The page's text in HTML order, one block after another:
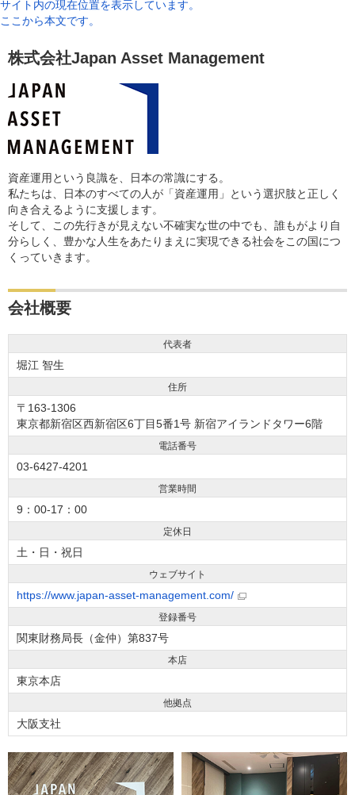
サイト内の現在位置を表示しています。
ここから本文です。
株式会社Japan Asset Management
資産運用という良識を、日本の常識にする。
私たちは、日本のすべての人が「資産運用」という選択肢と正しく
向き合えるように支援します。
そして、この先行きが見えない不確実な世の中でも、誰もがより自
分らしく、豊かな人生をあたりまえに実現できる社会をこの国につ
くっていきます。
会社概要
代表者
堀江 智生
住所
〒163-1306
東京都新宿区西新宿区6丁目5番1号 新宿アイランドタワー6階
電話番号
03-6427-4201
営業時間
9：00-17：00
定休日
土・日・祝日
ウェブサイト
https://www.japan-asset-management.com/
登録番号
関東財務局長（金仲）第837号
本店
東京本店
他拠点
大阪支社